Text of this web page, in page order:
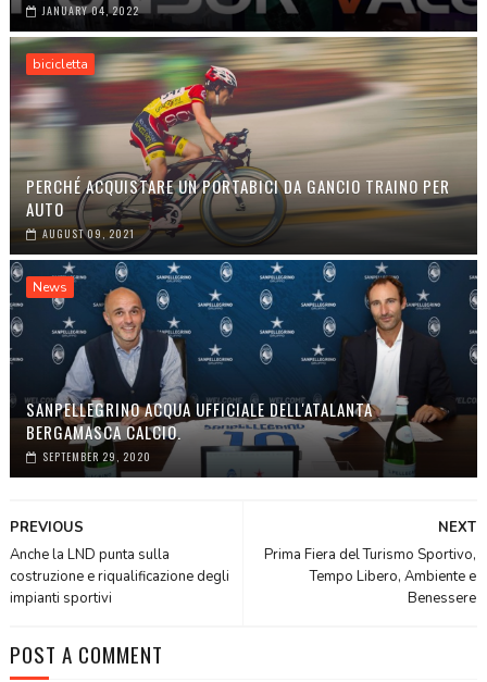
JANUARY 04, 2022
bicicletta
PERCHÉ ACQUISTARE UN PORTABICI DA GANCIO TRAINO PER
AUTO
AUGUST 09, 2021
News
SANPELLEGRINO ACQUA UFFICIALE DELL'ATALANTA
BERGAMASCA CALCIO.
SEPTEMBER 29, 2020
NEXT
Prima Fiera del Turismo Sportivo,
Tempo Libero, Ambiente e
Benessere
PREVIOUS
Anche la LND punta sulla
costruzione e riqualificazione degli
impianti sportivi
POST A COMMENT